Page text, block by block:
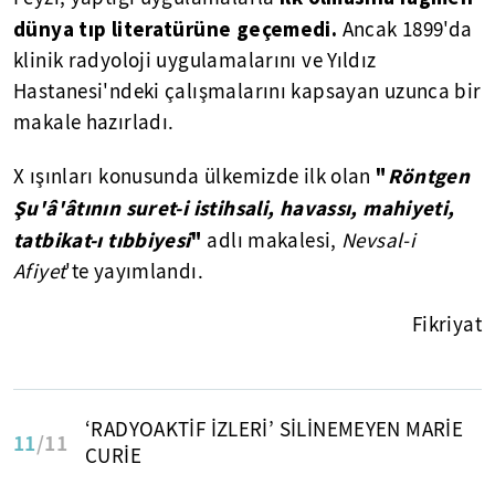
dünya tıp literatürüne geçemedi. Ancak 1899'da
klinik radyoloji uygulamalarını ve Yıldız
Hastanesi'ndeki çalışmalarını kapsayan uzunca bir
makale hazırladı.
X ışınları konusunda ülkemizde ilk olan "Röntgen
Şu'â'âtının suret-i istihsali, havassı, mahiyeti,
tatbikat-ı tıbbiyesi" adlı makalesi, Nevsal-i
Afiyet'te yayımlandı.
Fikriyat
11/11
‘RADYOAKTİF İZLERİ’ SİLİNEMEYEN MARİE
CURİE